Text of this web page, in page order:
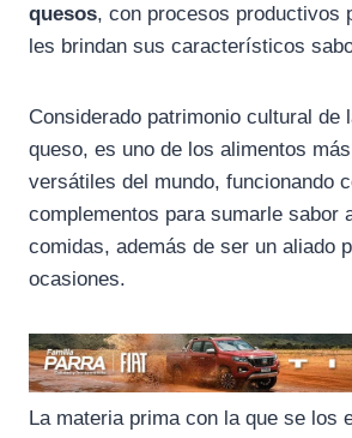
e
b
e
g
t
s
quesos, con procesos productivos
les brindan sus característicos
Considerado patrimonio cultural de
queso, es uno de los alimentos
versátiles del mundo, funcionando
complementos para sumarle sabor
comidas, además de ser un aliado
ocasiones.
La materia prima con la que se los